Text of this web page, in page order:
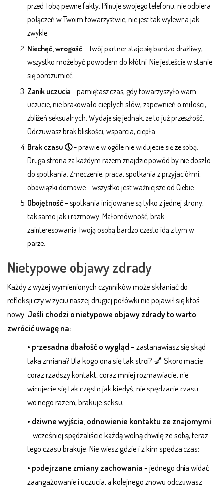
przed Tobą pewne fakty. Pilnuje swojego telefonu, nie odbiera
połączeń w Twoim towarzystwie, nie jest tak wylewna jak
zwykle.
Niechęć, wrogość– Twój partnerstaje się bardzo drażliwy,
wszystko może być powodem do kłótni. Nie jesteście w stanie
się porozumieć.
Zanik uczucia – pamiętasz czas, gdy towarzyszyło wam
uczucie, nie brakowało ciepłych słów, zapewnień o miłości,
zbliżeń seksualnych. Wydaje się jednak, że to już przeszłość.
Odczuwasz brak bliskości, wsparcia, ciepła.
Brak czasu 🕔– prawie w ogóle nie widujecie się ze sobą.
Druga strona za każdym razem znajdzie powód by nie doszło
do spotkania. Zmęczenie, praca, spotkania z przyjaciółmi,
obowiązki domowe – wszystko jest ważniejsze od Ciebie.
Obojętność– spotkania inicjowane są tylko z jednej strony,
tak samo jak i rozmowy. Małomówność, brak
zainteresowania Twoją osobą bardzo często idą z tym w
parze.
Nietypowe objawy zdrady
Każdy z wyżej wymienionych czynników może skłaniać do
refleksji czy w życiu naszej drugiej połówki nie pojawił się ktoś
nowy. Jeśli chodzi o nietypowe objawy zdrady to warto
zwrócić uwagę na:
• przesadna dbałość o wygląd– zastanawiasz się skąd
taka zmiana? Dla kogo ona się tak stroi? 💅 Skoro macie
coraz rzadszy kontakt, coraz mniej rozmawiacie, nie
widujecie się tak często jak kiedyś, nie spędzacie czasu
wolnego razem, brakuje seksu;
• dziwne wyjścia, odnowienie kontaktu ze znajomymi
– wcześniej spędzaliście każdą wolną chwilę ze sobą, teraz
tego czasu brakuje. Nie wiesz gdzie i z kim spędza czas;
• podejrzane zmiany zachowania– jednego dnia widać
zaangażowanie i uczucia, a kolejnego znowu odczuwasz